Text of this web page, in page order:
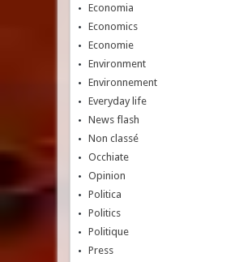
Economia
Economics
Economie
Environment
Environnement
Everyday life
News flash
Non classé
Occhiate
Opinion
Politica
Politics
Politique
Press